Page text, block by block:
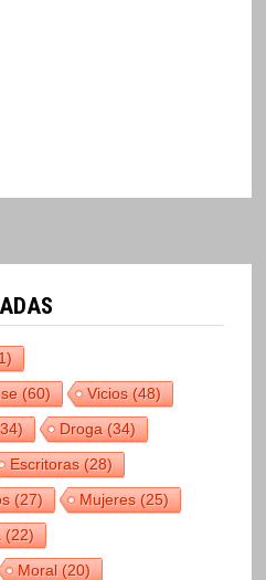
(60) Vicios(48)
Droga(34)
Escritoras(28)
(27) Mujeres(25)
(22)
Moral(20)